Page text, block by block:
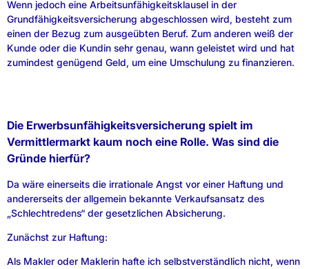
Wenn jedoch eine Arbeitsunfähigkeitsklausel in der
Grundfähigkeitsversicherung abgeschlossen wird, besteht zum
einen der Bezug zum ausgeübten Beruf. Zum anderen weiß der
Kunde oder die Kundin sehr genau, wann geleistet wird und hat
zumindest genügend Geld, um eine Umschulung zu finanzieren.
Die Erwerbsunfähigkeitsversicherung spielt im
Vermittlermarkt kaum noch eine Rolle. Was sind die
Gründe hierfür?
Da wäre einerseits die irrationale Angst vor einer Haftung und
andererseits der allgemein bekannte Verkaufsansatz des
„Schlechtredens“ der gesetzlichen Absicherung.
Zunächst zur Haftung:
Als Makler oder Maklerin hafte ich selbstverständlich nicht, wenn